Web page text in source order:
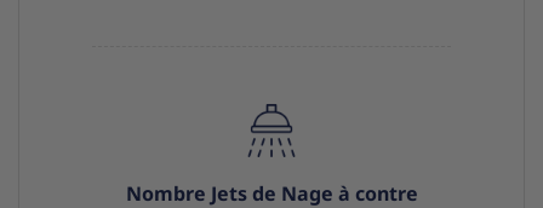
Nombre Jets de Nage à contre